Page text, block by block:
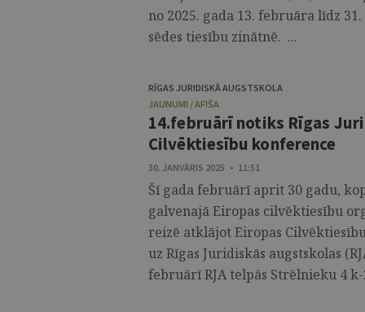
no 2025. gada 13. februāra līdz
sēdes tiesību zinātnē. ...
RĪGAS JURIDISKĀ AUGSTSKOLA
JAUNUMI / AFIŠA
14.februārī notiks Rīgas
Cilvēktiesību konference
30. JANVĀRIS 2025 • 11:51
Šī gada februārī aprit 30 gadu,
galvenajā Eiropas cilvēktiesību
reizē atklājot Eiropas
uz Rīgas Juridiskās augstskolas
februārī RJA telpās Strēlnieku 4